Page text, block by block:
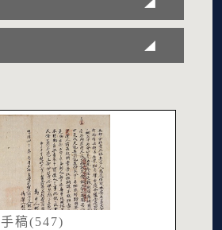
手稿(547)